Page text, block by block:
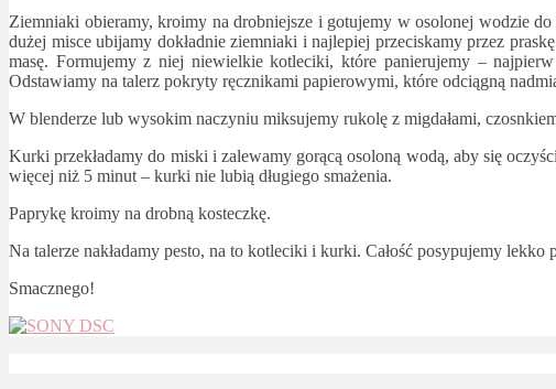
Ziemniaki obieramy, kroimy na drobniejsze i gotujemy w osolonej wodzie
dużej misce ubijamy dokładnie ziemniaki i najlepiej przeciskamy przez
masę. Formujemy z niej niewielkie kotleciki, które panierujemy –
Odstawiamy na talerz pokryty ręcznikami papierowymi, które odciągną
W blenderze lub wysokim naczyniu miksujemy rukolę z migdałami,
Kurki przekładamy do miski i zalewamy gorącą osoloną wodą, aby się
więcej niż 5 minut – kurki nie lubią długiego smażenia.
Paprykę kroimy na drobną kosteczkę.
Na talerze nakładamy pesto, na to kotleciki i kurki. Całość posypujemy
Smacznego!